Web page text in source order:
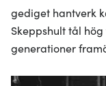
gediget hantverk
Skeppshult tål
generationer